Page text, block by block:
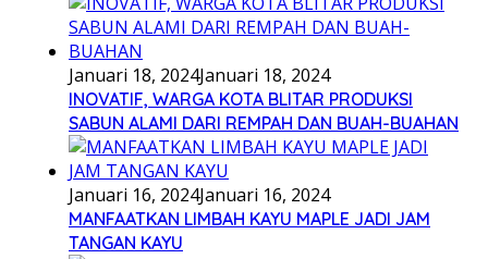
Januari 18, 2024Januari 18, 2024
INOVATIF, WARGA KOTA BLITAR PRODUKSI
SABUN ALAMI DARI REMPAH DAN BUAH-BUAHAN
Januari 16, 2024Januari 16, 2024
MANFAATKAN LIMBAH KAYU MAPLE JADI JAM
TANGAN KAYU